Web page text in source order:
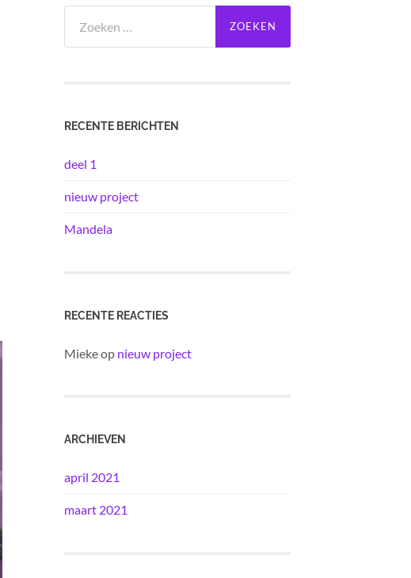
naar:
RECENTE BERICHTEN
deel 1
nieuw project
Mandela
RECENTE REACTIES
Miekeop nieuw project
ARCHIEVEN
april 2021
maart 2021